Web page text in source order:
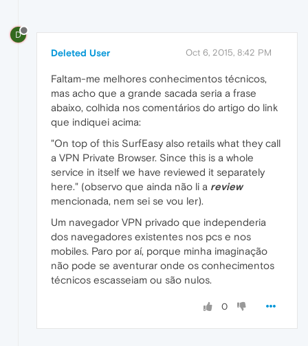
D
Deleted User Oct 6, 2015, 8:42 PM
Faltam-me melhores conhecimentos técnicos,
mas acho que a grande sacada seria a frase
abaixo, colhida nos comentários do artigo do link
que indiquei acima:
"On top of this SurfEasy also retails what they call
a VPN Private Browser. Since this is a whole
service in itself we have reviewed it separately
here." (observo que ainda não li a review
mencionada, nem sei se vou ler).
Um navegador VPN privado que independeria
dos navegadores existentes nos pcs e nos
mobiles. Paro por aí, porque minha imaginação
não pode se aventurar onde os conhecimentos
técnicos escasseiam ou são nulos.
0